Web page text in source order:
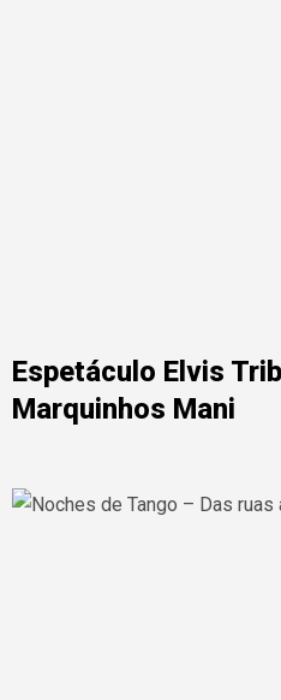
Espetáculo Elvis
Marquinhos Mani